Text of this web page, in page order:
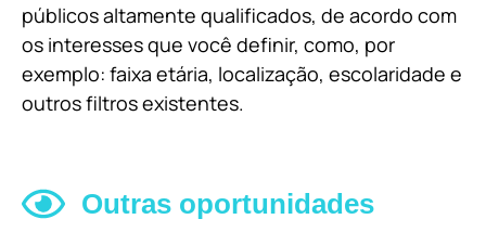
públicos altamente qualificados, de acordo com
os interesses que você definir, como, por
exemplo: faixa etária, localização, escolaridade e
outros filtros existentes.
Outras oportunidades